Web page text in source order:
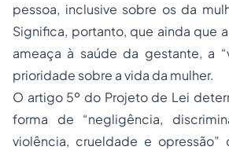
pessoa, inclusive sobre os da
Significa, portanto, que ainda que
ameaça à saúde da gestante, a
prioridade sobre a vida da mulher.
O artigo 5º do Projeto de Lei
forma de “negligência,
violência, crueldade e opressão”